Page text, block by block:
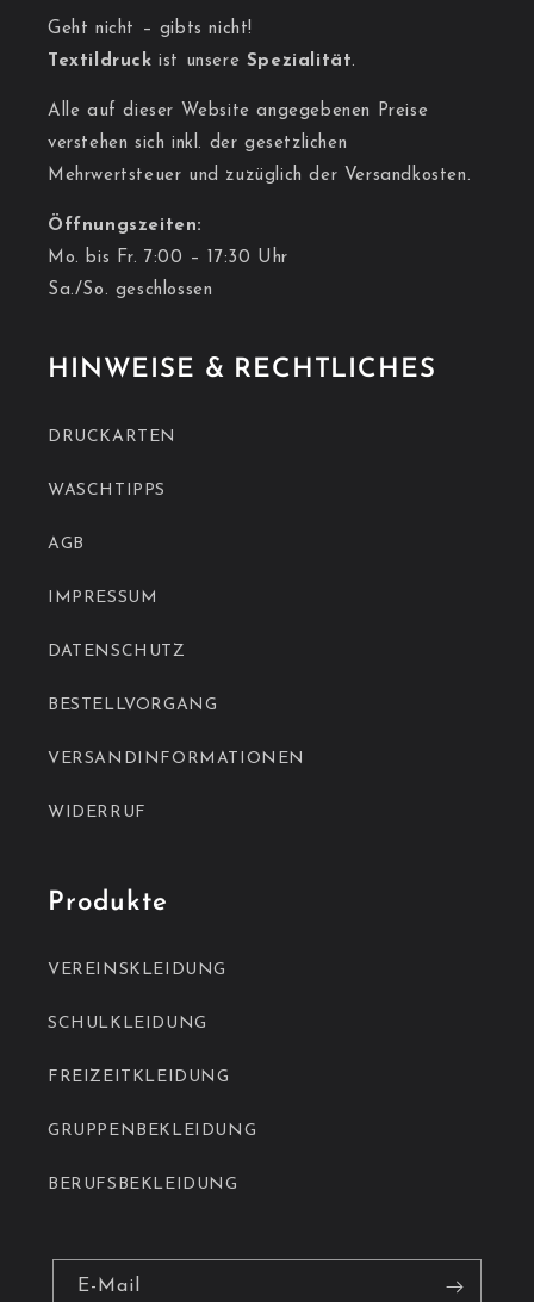
Geht nicht – gibts nicht!
Textildruck ist unsere Spezialität.
Alle auf dieser Website angegebenen Preise
verstehen sich inkl. der gesetzlichen
Mehrwertsteuer und zuzüglich der Versandkosten.
Öffnungszeiten:
Mo. bis Fr. 7:00 – 17:30 Uhr
Sa./So. geschlossen
HINWEISE & RECHTLICHES
DRUCKARTEN
WASCHTIPPS
AGB
IMPRESSUM
DATENSCHUTZ
BESTELLVORGANG
VERSANDINFORMATIONEN
WIDERRUF
Produkte
VEREINSKLEIDUNG
SCHULKLEIDUNG
FREIZEITKLEIDUNG
GRUPPENBEKLEIDUNG
BERUFSBEKLEIDUNG
E-Mail